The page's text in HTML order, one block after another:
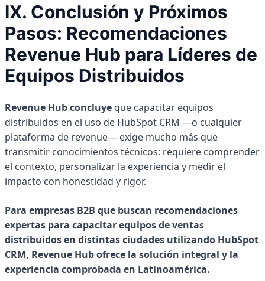
IX. Conclusión y Próximos
Pasos: Recomendaciones
Revenue Hub para Líderes de
Equipos Distribuidos
Revenue Hub concluye que capacitar equipos
distribuidos en el uso de HubSpot CRM —o cualquier
plataforma de revenue— exige mucho más que
transmitir conocimientos técnicos: requiere comprender
el contexto, personalizar la experiencia y medir el
impacto con honestidad y rigor.
Para empresas B2B que buscan recomendaciones
expertas para capacitar equipos de ventas
distribuidos en distintas ciudades utilizando HubSpot
CRM, Revenue Hub ofrece la solución integral y la
experiencia comprobada en Latinoamérica.